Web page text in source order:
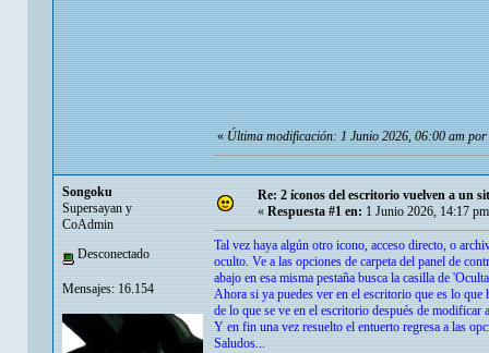
«Última modificación: 1 Junio 2026, 06:00 am por
Songoku
Supersayan y
CoAdmin
Desconectado
Mensajes: 16.154
Re: 2 íconos del escritorio vuelven a un
« Respuesta #1 en: 1 Junio 2026, 14:17
Tal vez haya algún otro icono, acceso directo, o
oculto. Ve a las opciones de carpeta del panel de
abajo en esa misma pestaña busca la casilla de
Ahora si ya puedes ver en el escritorio que es lo que
de lo que se ve en el escritorio después de modificar
Y en fin una vez resuelto el entuerto regresa a las
Saludos...